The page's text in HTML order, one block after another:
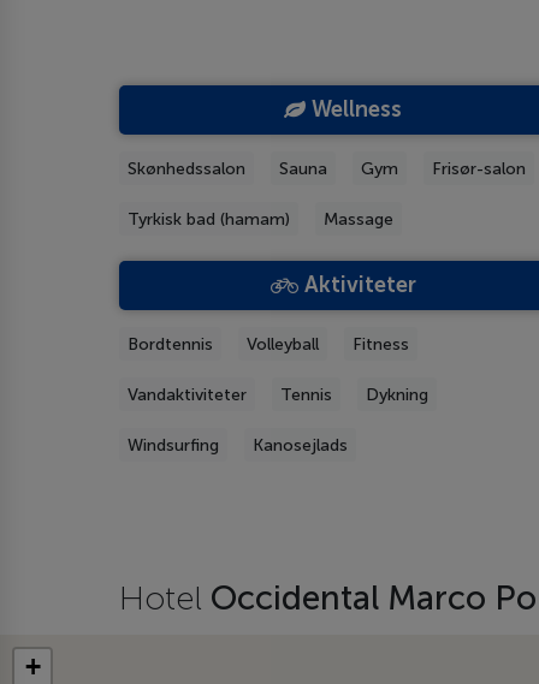
Wellness
Skønhedssalon Sauna Gym Frisør-salon
Tyrkisk bad (hamam) Massage
Aktiviteter
Bordtennis Volleyball Fitness
Vandaktiviteter Tennis Dykning
Windsurfing Kanosejlads
Hotel Occidental Marco
+